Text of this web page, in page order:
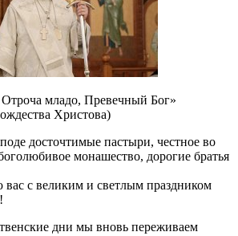
младо, Превечный Бог»
Христова)
досточтимые пастыри, честное во
монашество, дорогие братья
вас с великим и светлым праздником
дни мы вновь переживаем